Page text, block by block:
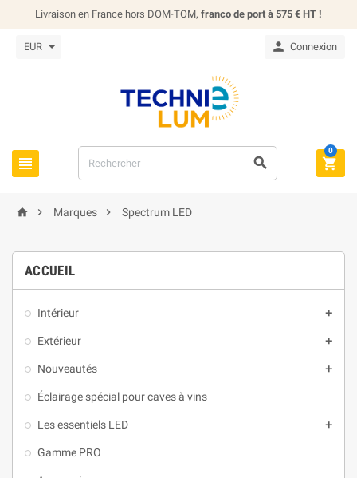
Livraison en France hors DOM-TOM, franco de port à 575 € HT !
EUR  Connexion
  
0
  Marques  Spectrum LED
ACCUEIL
Intérieur 
Extérieur 
Nouveautés 
Éclairage spécial pour caves à vins
Les essentiels LED 
Gamme PRO